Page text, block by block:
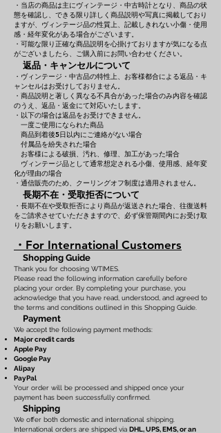
・当店の商品は主にヴィンテージ・中古時計となり、商品の状
態を確認し、できる限り詳しく商品説明や写真に掲載しており
ますが、ヴィンテージ品の性質上、記載しきれない小傷・使用
感・経年変化がある場合がございます。
・可能な限り正確な商品説明を心掛けておりますが気になる点
がございましたら、ご購入前にお問い合わせください。
返品・キャンセルについて
・ヴィンテージ・中古品の特性上、お客様都合による返品・キ
ャンセルはお受けしておりません。
・商品説明と著しく異なる不具合があった場合のみ内容を確認
のうえ、返品・返金にて対応いたします。
・以下の場合は返品をお受けできません。
一度ご使用になられた商品
商品到着後5日以内にご連絡がない場合
付属品を紛失された場合
お客様による破損、汚れ、修理、加工があった場合
ヴィンテージ品として通常想定される小傷、使用感、経年変
化が理由の場合
・通信販売のため、クーリングオフ制度は適用されません。
長期不在・受取拒否について
・長期不在や受取拒否により商品が返送された場合、往復送料
をご請求させていただきますので、必ず保管期間内にお受け取
りをお願いします。
・For International Customers
Shopping Guide
Thank you for choosing WTIMES.
Please read the following information carefully before
placing your order. By completing your purchase, you
acknowledge that you have read, understood, and agreed to
the terms and conditions outlined in this Shopping Guide.
Payment
We accept the following payment methods:
Major credit cards
Apple Pay
Google Pay
Alipay
PayPal
Your order will be processed and shipped once your
payment has been successfully confirmed.
Shipping
We offer both domestic and international shipping.
International orders are shipped via DHL, UPS, EMS, or an